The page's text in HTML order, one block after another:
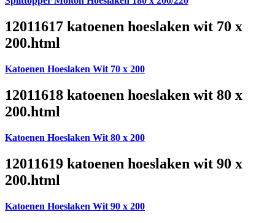
12011617 katoenen hoeslaken wit 70 x
200.html
Katoenen Hoeslaken Wit 70 x 200
12011618 katoenen hoeslaken wit 80 x
200.html
Katoenen Hoeslaken Wit 80 x 200
12011619 katoenen hoeslaken wit 90 x
200.html
Katoenen Hoeslaken Wit 90 x 200